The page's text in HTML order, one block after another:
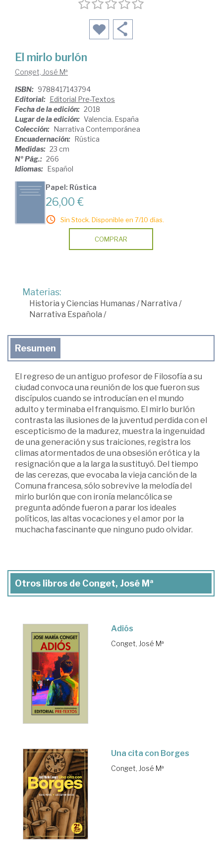
El mirlo burlón
Conget, José Mª
ISBN: 9788417143794
Editorial: Editorial Pre-Textos
Fecha de la edición: 2018
Lugar de la edición: Valencia. España
Colección: Narrativa Contemporánea
Encuadernación: Rústica
Medidas: 23 cm
Nº Pág.: 266
Idiomas: Español
Papel: Rústica
26,00 €
Sin Stock. Disponible en 7/10 días.
COMPRAR
Materias:
Historia y Ciencias Humanas/Narrativa /
Narrativa Española /
Resumen
El regreso de un antiguo profesor de Filosofía a su
ciudad convoca una reunión de los que fueron sus
discípulos cuando se introducían en el mundo
adulto y terminaba el franquismo. El mirlo burlón
contrasta las ilusiones de la juventud perdida con el
escepticismo de la madurez, muestra la ingenuidad
de una generación y sus traiciones, registra los
climas atormentados de una obsesión erótica y la
resignación que a la larga la sustituyó. Del tiempo
de las cerezas, que evocaba la vieja canción de la
Comuna francesa, sólo sobrevive la melodía del
mirlo burlón que con ironía melancólica se
pregunta adónde fueron a parar los ideales
políticos, las altas vocaciones y el amor por la
muchacha fascinante que ninguno pudo olvidar.
Otros libros de Conget, José Mª
Adiós
Conget, José Mª
Una cita con Borges
Conget, José Mª